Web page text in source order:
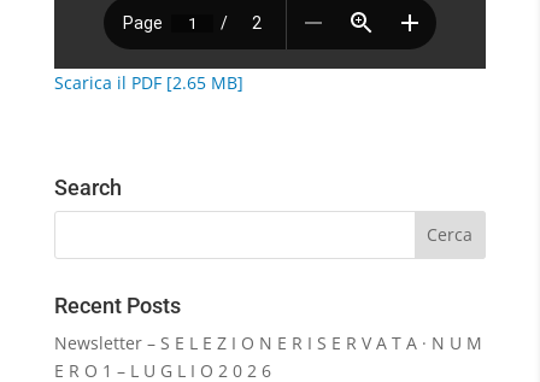
Scarica il PDF [2.65 MB]
Search
Recent Posts
Newsletter – S E L E Z I O N E R I S E R V A T A · N U M
E R O 1 – L U G L I O 2 0 2 6